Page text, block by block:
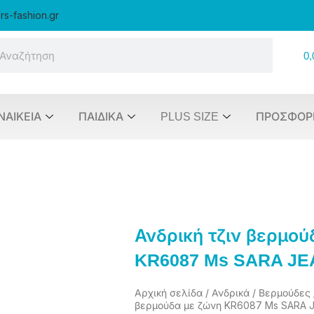
fashion.gr
ΠΑΙΔΙΚΆ PLUS SIZE
Ανδρική τζιν
KR6087 Ms SARA
Αρχική σελίδα / Ανδρικά / Βερμούδες
βερμούδα με ζώνη KR6087 Ms SARA